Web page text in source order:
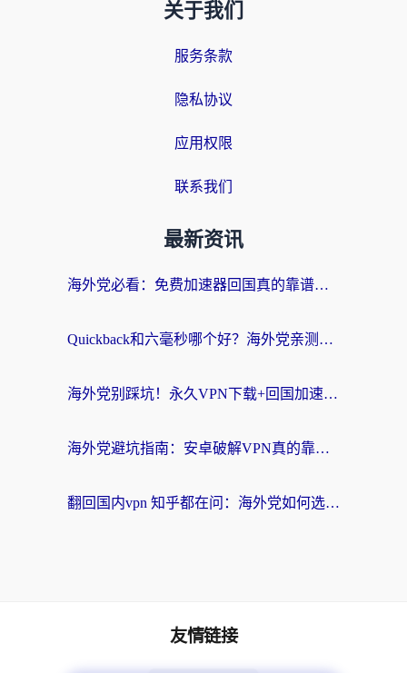
关于我们
服务条款
隐私协议
应用权限
联系我们
最新资讯
海外党必看：免费加速器回国真的靠谱吗？3步教你选到好用的归雁替代
Quickback和六毫秒哪个好？海外党亲测：选对回国加速器，无缝刷剧办公不再愁
海外党别踩坑！永久VPN下载+回国加速器选择指南，无缝刷国内剧游戏支付
海外党避坑指南：安卓破解VPN真的靠谱吗？教你选对回国加速器无缝刷国内资源
翻回国内vpn 知乎都在问：海外党如何选对加速器，无缝刷剧打游戏？
友情链接